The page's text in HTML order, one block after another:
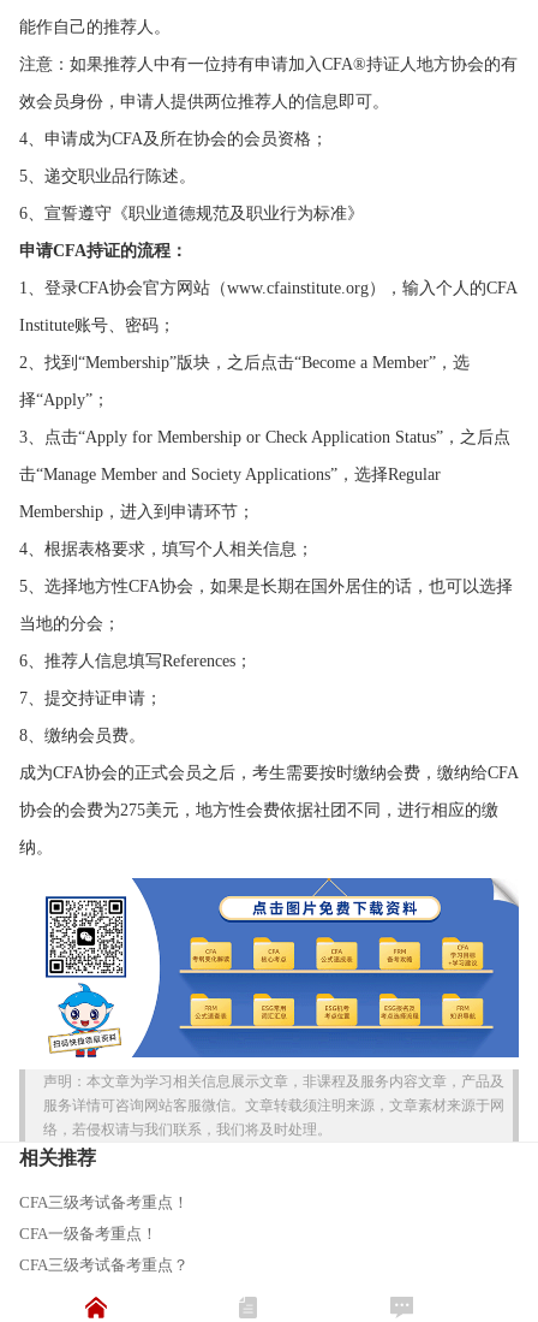
能作自己的推荐人。
注意：如果推荐人中有一位持有申请加入CFA®持证人地方协会的有
效会员身份，申请人提供两位推荐人的信息即可。
4、申请成为CFA及所在协会的会员资格；
5、递交职业品行陈述。
6、宣誓遵守《职业道德规范及职业行为标准》
申请CFA持证的流程：
1、登录CFA协会官方网站（www.cfainstitute.org），输入个人的CFA
Institute账号、密码；
2、找到“Membership”版块，之后点击“Become a Member”，选
择“Apply”；
3、点击“Apply for Membership or Check Application Status”，之后点
击“Manage Member and Society Applications”，选择Regular
Membership，进入到申请环节；
4、根据表格要求，填写个人相关信息；
5、选择地方性CFA协会，如果是长期在国外居住的话，也可以选择
当地的分会；
6、推荐人信息填写References；
7、提交持证申请；
8、缴纳会员费。
成为CFA协会的正式会员之后，考生需要按时缴纳会费，缴纳给CFA
协会的会费为275美元，地方性会费依据社团不同，进行相应的缴
纳。
声明：本文章为学习相关信息展示文章，非课程及服务内容文章，产品及
服务详情可咨询网站客服微信。文章转载须注明来源，文章素材来源于网
络，若侵权请与我们联系，我们将及时处理。
相关推荐
CFA三级考试备考重点！
CFA一级备考重点！
CFA三级考试备考重点？